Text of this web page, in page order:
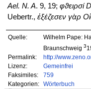
Ael. N. A. 9, 19; φϑειρσί
Uebertr., ἐξέζεσεν γὰρ
Quelle:
Wilhelm Pape:
Braunschweig 3
Permalink:
http://
Lizenz:
Gemeinfrei
Faksimiles:
759
Kategorien:
Wörterbuch